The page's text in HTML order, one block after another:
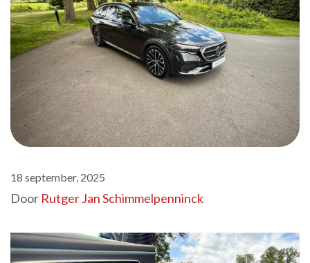
18 september, 2025
Door Rutger Jan Schimmelpenninck